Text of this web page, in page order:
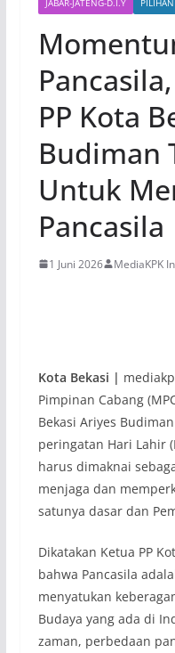
JABAR-JATENG-D.I.Y PILIHAN
PP Kota
Budiman
Untuk
Pancasila
1 Juni 2026 MediaKPK
Kota Bekasi |
Pimpinan Cabang
Bekasi Ariyes
peringatan Hari Lahir
harus dimaknai
menjaga dan
satunya dasar dan
Dikatakan Ketua PP
bahwa Pancasila
menyatukan
Budaya yang ada di
zaman, perbedaan